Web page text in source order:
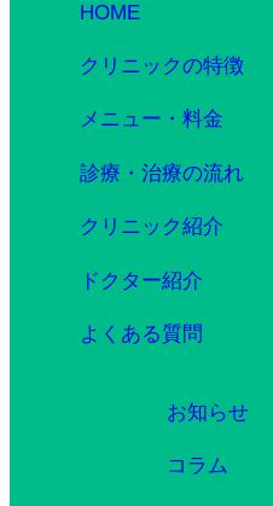
HOME
クリニックの特徴
メニュー・料金
診療・治療の流れ
クリニック紹介
ドクター紹介
よくある質問
お知らせ
コラム